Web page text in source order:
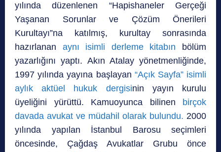
yılında düzenlenen “Hapishaneler Gerçeği
Yaşanan Sorunlar ve Çözüm Önerileri
Kurultayı”na katılmış, kurultay sonrasında
hazırlanan aynı isimli derleme kitabın bölüm
yazarlığını yaptı. Akın Atalay yönetmenliğinde,
1997 yılında yayına başlayan “Açık Sayfa” isimli
aylık aktüel hukuk dergisinin yayın kurulu
üyeliğini yürüttü. Kamuoyunca bilinen birçok
davada avukat ve müdahil olarak bulundu. 2000
yılında yapılan İstanbul Barosu seçimleri
öncesinde, Çağdaş Avukatlar Grubu önce